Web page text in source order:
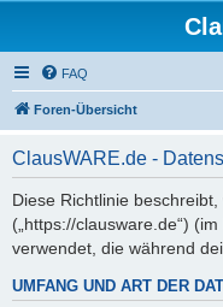
FAQ
Foren-Übersicht
ClausWARE.de -
Diese Richtlinie beschreibt,
(„https://clausware.de“)
verwendet, die während
UMFANG UND ART DER